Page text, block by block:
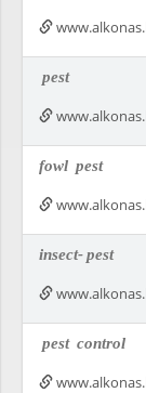
pest
fowl pest
insect-pest
pest control